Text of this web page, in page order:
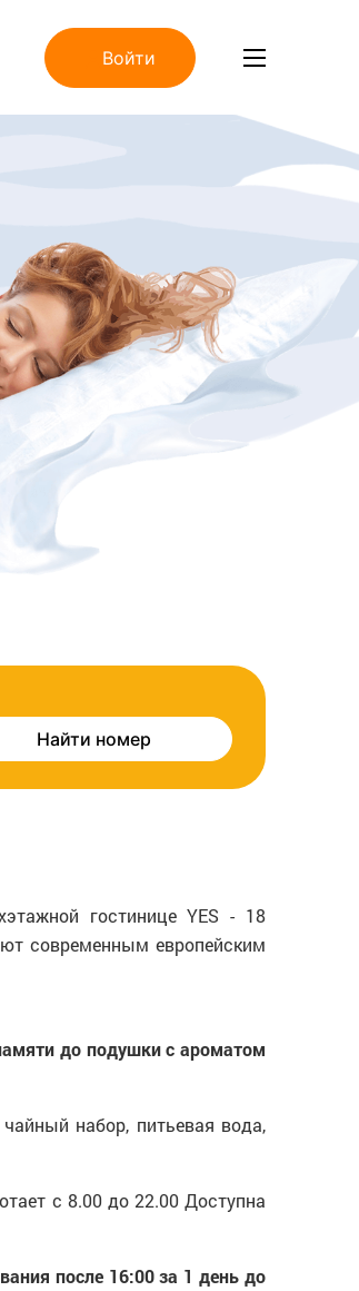
Войти
Найти номер
гостинице YES - 18
современным европейским
до подушки с ароматом
набор, питьевая вода,
с 8.00 до 22.00 Доступна
после 16:00 за 1 день до